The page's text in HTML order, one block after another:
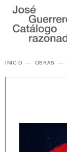
INICIO OBRAS